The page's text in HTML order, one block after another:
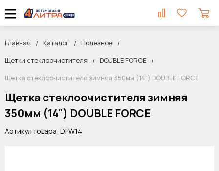
Главная Каталог
Полезное
Щетки стеклоочистителя
DOUBLE FORCE
Щетка стеклоочистителя зимняя 350мм (14") DOUBLE FORCE
Щетка стеклоочистителя зимняя
350мм (14") DOUBLE FORCE
Артикул товара: DFW14